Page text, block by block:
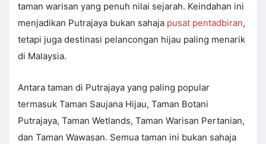
taman warisan yang penuh nilai sejarah. Keindahan ini
menjadikan Putrajaya bukan sahaja pusat pentadbiran,
tetapi juga destinasi pelancongan hijau paling menarik
di Malaysia.
Antara taman di Putrajaya yang paling popular
termasuk Taman Saujana Hijau, Taman Botani
Putrajaya, Taman Wetlands, Taman Warisan Pertanian,
dan Taman Wawasan. Semua taman ini bukan sahaja